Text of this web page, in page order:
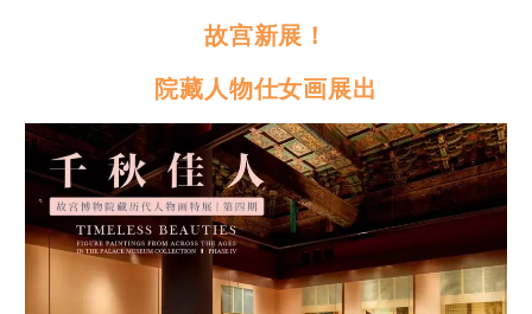
故宫新展！
院藏人物仕女画展出